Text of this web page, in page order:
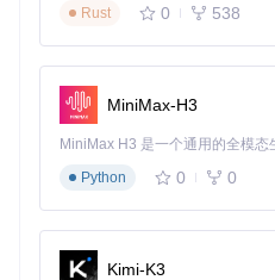
Rust
0 538
MiniMax-H3
Python
0 0
Kimi-K3